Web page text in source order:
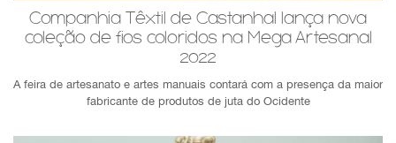
Companhia Têxtil de Castanhal lança nova
coleção de fios coloridos na Mega Artesanal
2022
A feira de artesanato e artes manuais contará com a presença da maior
fabricante de produtos de juta do Ocidente